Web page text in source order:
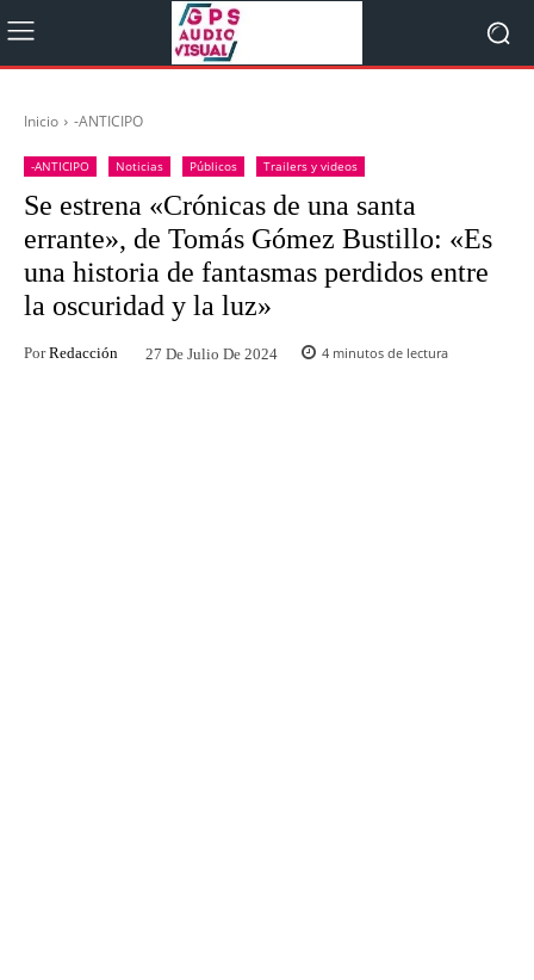
Inicio -ANTICIPO
-ANTICIPO Noticias Públicos Trailers y videos
Se estrena «Crónicas de una santa
errante», de Tomás Gómez Bustillo: «Es
una historia de fantasmas perdidos entre
la oscuridad y la luz»
Por Redacción 27 De Julio De 2024 4 minutos de lectura